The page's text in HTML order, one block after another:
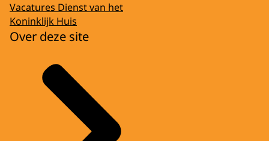
Vacatures Dienst van het
Koninklijk Huis
Over deze site